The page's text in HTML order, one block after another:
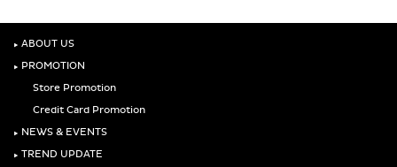
‣ ABOUT US
‣ PROMOTION
Store Promotion
Credit Card Promotion
‣ NEWS & EVENTS
‣ TREND UPDATE